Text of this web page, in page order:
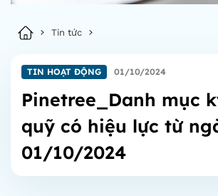
Tin tức
TIN HOẠT ĐỘNG 01/10/2024
Pinetree_Danh mục
quỹ có hiệu lực từ
01/10/2024